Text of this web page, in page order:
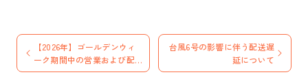
【2026年】ゴールデンウィ
ーク期間中の営業および配送
に関するお知らせ
台風6号の影響に伴う配送遅
延について